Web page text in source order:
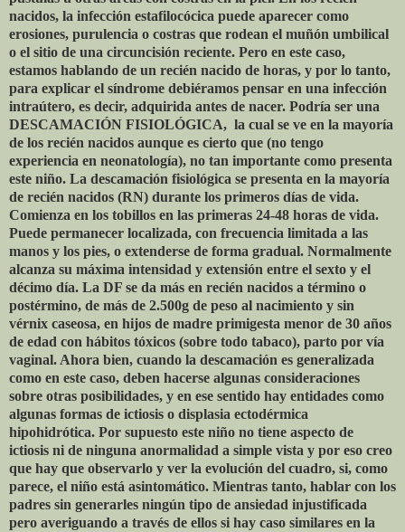
nacidos, la infección estafilocócica puede aparecer como
erosiones, purulencia o costras que rodean el muñón umbilical
o el sitio de una circuncisión reciente. Pero en este caso,
estamos hablando de un recién nacido de horas, y por lo tanto,
para explicar el síndrome debiéramos pensar en una infección
intraútero, es decir, adquirida antes de nacer. Podría ser una
DESCAMACIÓN FISIOLÓGICA, la cual se ve en la mayoría
de los recién nacidos aunque es cierto que (no tengo
experiencia en neonatología), no tan importante como presenta
este niño. La descamación fisiológica se presenta en la mayoría
de recién nacidos (RN) durante los primeros días de vida.
Comienza en los tobillos en las primeras 24-48 horas de vida.
Puede permanecer localizada, con frecuencia limitada a las
manos y los pies, o extenderse de forma gradual. Normalmente
alcanza su máxima intensidad y extensión entre el sexto y el
décimo día. La DF se da más en recién nacidos a término o
postérmino, de más de 2.500g de peso al nacimiento y sin
vérnix caseosa, en hijos de madre primigesta menor de 30 años
de edad con hábitos tóxicos (sobre todo tabaco), parto por vía
vaginal. Ahora bien, cuando la descamación es generalizada
como en este caso, deben hacerse algunas consideraciones
sobre otras posibilidades, y en ese sentido hay entidades como
algunas formas de ictiosis o displasia ectodérmica
hipohidrótica. Por supuesto este niño no tiene aspecto de
ictiosis ni de ninguna anormalidad a simple vista y por eso creo
que hay que observarlo y ver la evolución del cuadro, si, como
parece, el niño está asintomático. Mientras tanto, hablar con los
padres sin generarles ningún tipo de ansiedad injustificada
pero averiguando a través de ellos si hay caso similares en la